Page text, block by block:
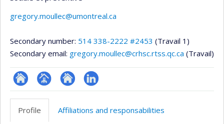
gregory.moullec@umontreal.ca
Secondary number: 514 338-2222 #2453 (Travail 1)
Secondary email: gregory.moullec@crhsc.rtss.qc.ca (Travail)
ResearchGate
Page
professionnelle
(faculté,département,école)
Site
web
LinkedIn
Profile
Affiliations and responsabilities